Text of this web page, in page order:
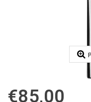
€85,00